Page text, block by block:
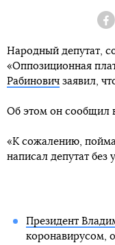
Народный депутат,
«Оппозиционная
Рабинович заявил,
Об этом он сообщил
«К сожалению,
написал депутат без
Президент
коронавирусом,